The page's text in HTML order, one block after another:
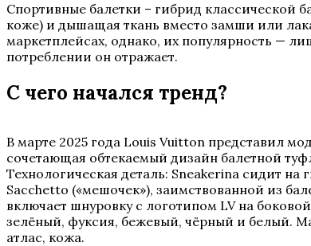
Спортивные балетки – гибрид классической
коже) и дышащая ткань вместо замши или
маркетплейсах, однако, их популярность —
потреблении он отражает.
С чего начался тренд?
В марте 2025 года Louis Vuitton представил
сочетающая обтекаемый дизайн балетной
Технологическая деталь: Sneakerina сидит
Sacchetto («мешочек»), заимствованной из
включает шнуровку с логотипом LV на
зелёный, фуксия, бежевый, чёрный и белый.
атлас, кожа.